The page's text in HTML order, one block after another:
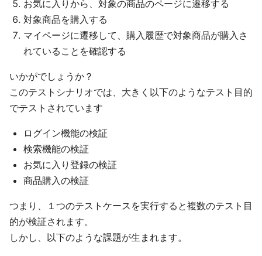
お気に入りから、対象の商品のページに遷移する
対象商品を購入する
マイページに遷移して、購入履歴で対象商品が購入さ
れていることを確認する
いかがでしょうか？
このテストシナリオでは、大きく以下のようなテスト目的
でテストされています
ログイン機能の検証
検索機能の検証
お気に入り登録の検証
商品購入の検証
つまり、１つのテストケースを実行すると複数のテスト目
的が検証されます。
しかし、以下のような課題が生まれます。